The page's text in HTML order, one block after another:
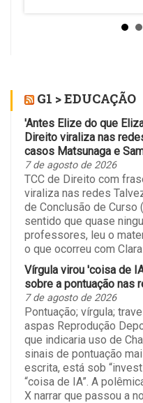
G1 > EDUCAÇÃO
'Antes Elize do que
Direito viraliza nas
casos Matsunaga e
7 de agosto de 2026
TCC de Direito com
viraliza nas redes
de Conclusão de Curso
sentido que quase
professores, leu o
o que ocorreu com
Vírgula virou 'coisa de
sobre a pontuação nas
7 de agosto de 2026
Pontuação; vírgula;
aspas Reprodução
que indicaria uso de
sinais de pontuação
escrita, está sob
“coisa de IA”. A
X narrar que passou a